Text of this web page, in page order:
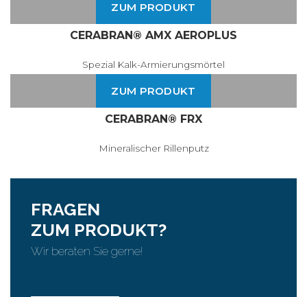
ZUM PRODUKT
CERABRAN® AMX AEROPLUS
Spezial Kalk-Armierungsmörtel
ZUM PRODUKT
CERABRAN® FRX
Mineralischer Rillenputz
FRAGEN
ZUM PRODUKT?
Wir beraten Sie gerne!